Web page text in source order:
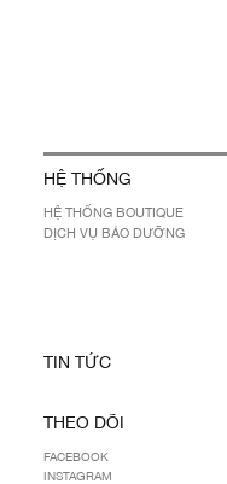
HỆ THỐNG
HỆ THỐNG BOUTIQUE
DỊCH VỤ BẢO DƯỠNG
TIN TỨC
THEO DÕI
FACEBOOK
INSTAGRAM